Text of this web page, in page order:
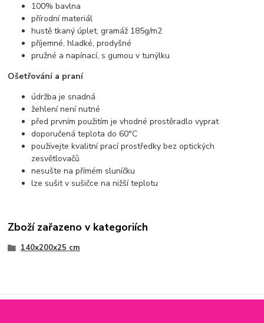
100% bavlna
přírodní materiál
hustě tkaný úplet, gramáž 185g/m2
příjemné, hladké, prodyšné
pružné a napínací, s gumou v tunýlku
Ošetřování a praní
údržba je snadná
žehlení není nutné
před prvním použitím je vhodné prostěradlo vyprat
doporučená teplota do 60°C
používejte kvalitní prací prostředky bez optických
zesvětlovačů
nesušte na přímém sluníčku
lze sušit v sušičce na nižší teplotu
Zboží zařazeno v kategoriích
140x200x25 cm